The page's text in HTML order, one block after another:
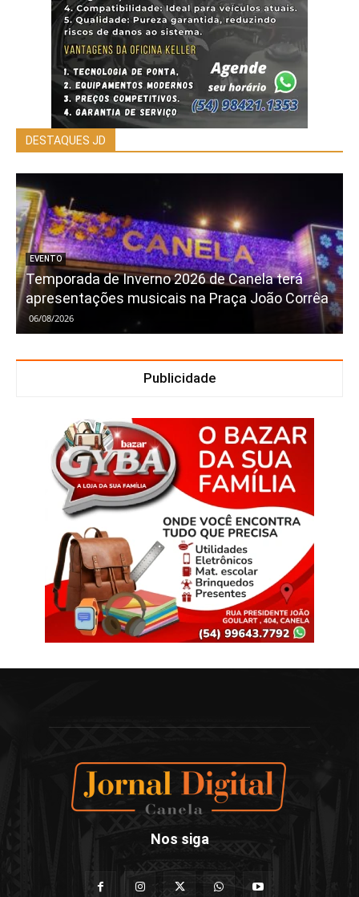
DESTAQUES JD
EVENTO
Temporada de Inverno 2026 de Canela terá
apresentações musicais na Praça João Corrêa
06/08/2026
Publicidade
Nos siga